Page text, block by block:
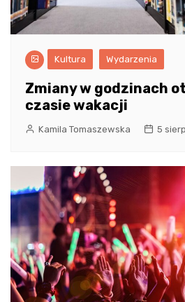
Kultura Wydarzenia
Zmiany w godzinach
czasie wakacji
Kamila Tomaszewska 5